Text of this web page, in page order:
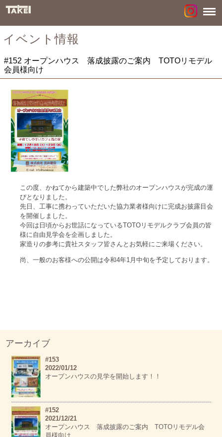
イベント情報
#152 オープンハウス 落成披露のご案内 TOTOリモデル
会員様向け
この度、かねてから建築中でした弊社のオープンハウスが完成の運
びとなりました。
先日、工事に携わっていただいた協力業者様向けに完成お披露目会
を開催しました。
今回は日頃からお世話になっているTOTOリモデルクラブ会員の皆
様に自由見学会を企画しました。
家造りの参考に貴社スタッフ皆さんとお気軽にご来場ください。
尚、一般のお客様への公開は令和4年1月中旬を予定しております。
アーカイブ
#153
2022/01/12
オープンハウスの見学を開始します！！
#152
2021/12/21
オープンハウス 落成披露のご案内 TOTOリモデル会
員様向け